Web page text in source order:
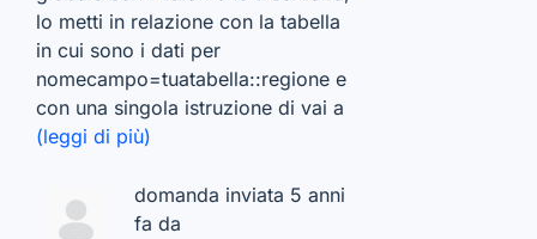
lo metti in relazione con la tabella
in cui sono i dati per
nomecampo=tuatabella::regione e
con una singola istruzione di vai a
(leggi di più)
domanda inviata 5 anni
fa da